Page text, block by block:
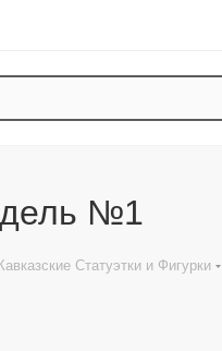
№1
Кавказские Статуэтки и Фигурки